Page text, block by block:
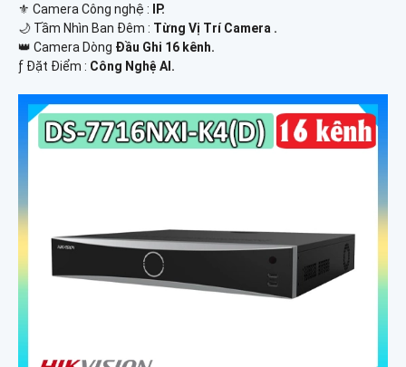
⚜️ Camera Công nghệ :
IP.
🌙 Tầm Nhìn Ban Đêm : Từng Vị Trí Camera .
👑 Camera Dòng Đầu Ghi 16 kênh.
️ƒ Đặt Điểm : Công Nghệ AI.